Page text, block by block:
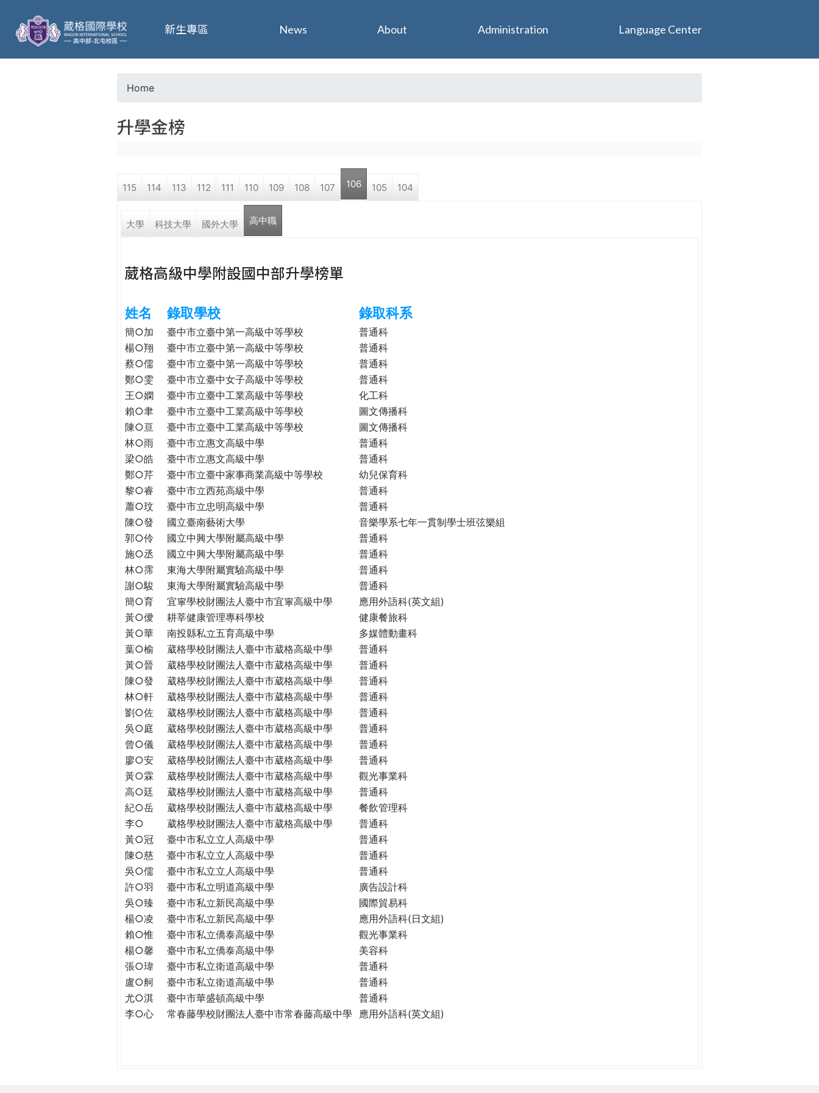
葳
格
o
a
r
h
e
r
e
Home
升學金榜
115 114 113 112 111 110 109 108 107 106 105 104
大學 科技大學 國外大學 高中職
葳格高級中學附設國中部升學榜單
姓名 錄取學校 錄取科系
簡○加 臺中市立臺中第一高級中等學校
普通科
楊○翔
臺中市立臺中第一高級中等學校
普通科
蔡○儒
臺中市立臺中第一高級中等學校
普通科
鄭○雯
臺中市立臺中女子高級中等學校
普通科
王○嫻
臺中市立臺中工業高級中等學校
化工科
賴○聿
臺中市立臺中工業高級中等學校
圖文傳播科
陳○亘
臺中市立臺中工業高級中等學校
圖文傳播科
林○雨
臺中市立惠文高級中學
普通科
梁○皓
臺中市立惠文高級中學
普通科
鄭○芹
臺中市立臺中家事商業高級中等學校
幼兒保育科
黎○睿
臺中市立西苑高級中學
普通科
蕭○玟
臺中市立忠明高級中學
普通科
陳○發
國立臺南藝術大學
音樂學系七年一貫制學士班弦樂組
郭○伶
國立中興大學附屬高級中學
普通科
施○丞
國立中興大學附屬高級中學
普通科
林○霈
東海大學附屬實驗高級中學
普通科
謝○駿
東海大學附屬實驗高級中學
普通科
簡○育
宜寧學校財團法人臺中市宜寧高級中學
應用外語科(英文組)
黃○僾
耕莘健康管理專科學校
健康餐旅科
黃○華
南投縣私立五育高級中學
多媒體動畫科
葉○榆
葳格學校財團法人臺中市葳格高級中學
普通科
黃○晉
葳格學校財團法人臺中市葳格高級中學
普通科
陳○發
葳格學校財團法人臺中市葳格高級中學
普通科
林○軒
葳格學校財團法人臺中市葳格高級中學
普通科
劉○佐
葳格學校財團法人臺中市葳格高級中學
普通科
吳○庭
葳格學校財團法人臺中市葳格高級中學
普通科
曾○儀
葳格學校財團法人臺中市葳格高級中學
普通科
廖○安
葳格學校財團法人臺中市葳格高級中學
普通科
黃○霖
葳格學校財團法人臺中市葳格高級中學
觀光事業科
高○廷
葳格學校財團法人臺中市葳格高級中學
普通科
紀○岳
葳格學校財團法人臺中市葳格高級中學
餐飲管理科
李○
葳格學校財團法人臺中市葳格高級中學
普通科
黃○冠
臺中市私立立人高級中學
普通科
陳○慈
臺中市私立立人高級中學
普通科
吳○儒
臺中市私立立人高級中學
普通科
許○羽
臺中市私立明道高級中學
廣告設計科
吳○臻
臺中市私立新民高級中學
國際貿易科
楊○凌
臺中市私立新民高級中學
應用外語科(日文組)
賴○惟
臺中市私立僑泰高級中學
觀光事業科
楊○馨
臺中市私立僑泰高級中學
美容科
張○瑋
臺中市私立衛道高級中學
普通科
盧○舸
臺中市私立衛道高級中學
普通科
尤○淇
臺中市華盛頓高級中學
普通科
李○心
常春藤學校財團法人臺中市常春藤高級中學 應用外語科(英文組)
新生專區 News About Administration Language Center